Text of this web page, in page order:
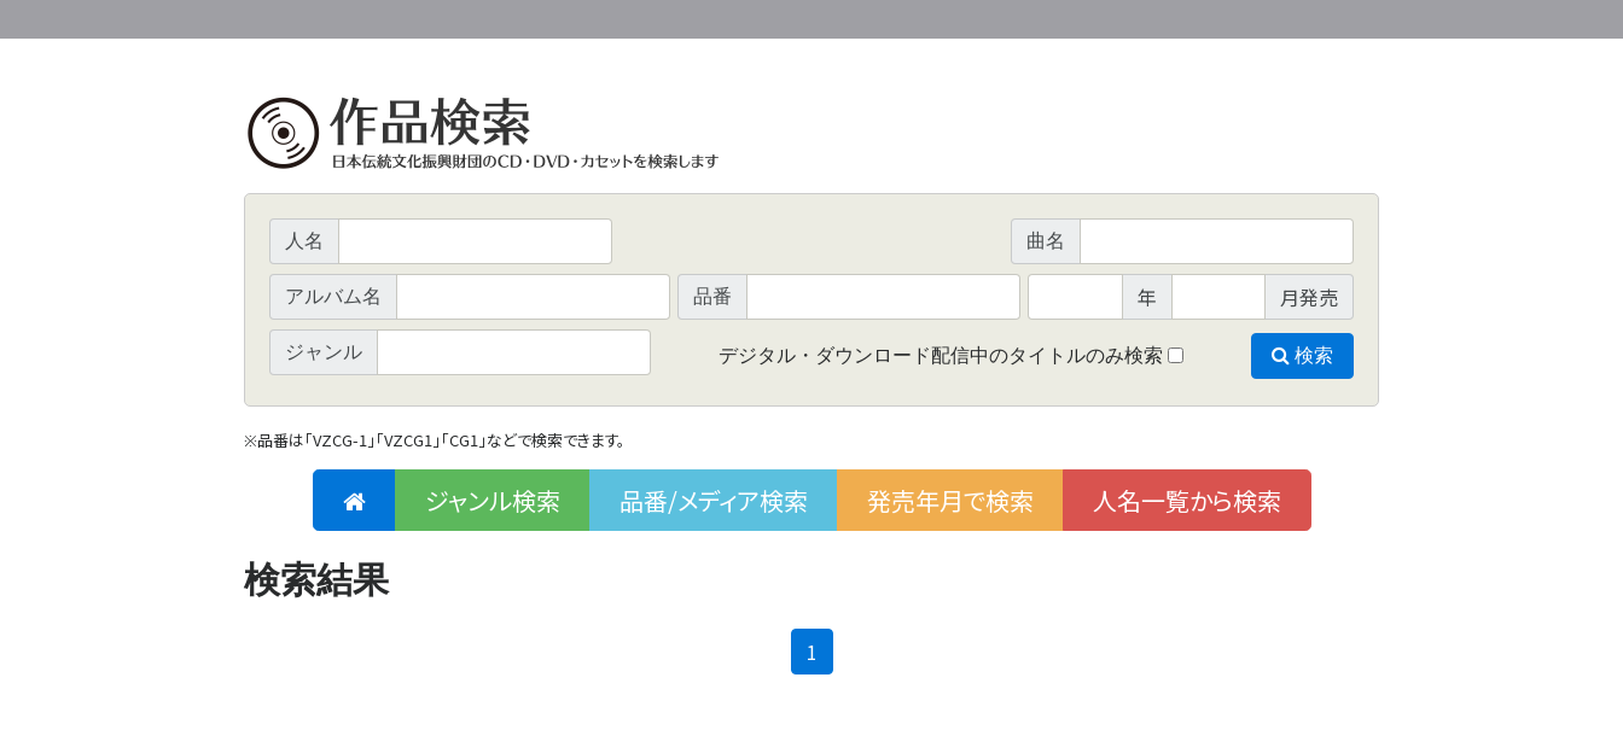
人名 曲名
アルバム名 品番 年 月発売
ジャンル デジタル・ダウンロード配信中のタイトルのみ検索 検索
※品番は「VZCG-1」「VZCG1」「CG1」などで検索できます。
ジャンル検索 品番/メディア検索 発売年月で検索 人名一覧から検索
検索結果
1